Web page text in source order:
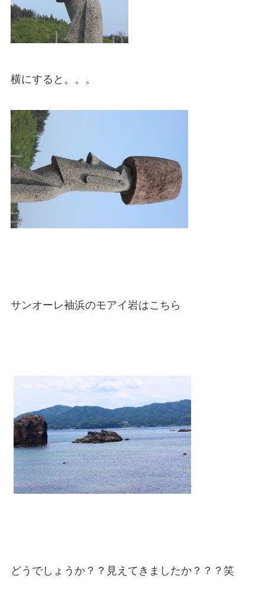
横にすると。。。
サンオーレ袖浜のモアイ岩はこちら
どうでしょうか？？見えてきましたか？？？笑